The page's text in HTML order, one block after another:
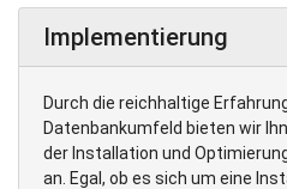
Implementierung
Durch die reichhaltige
Datenbankumfeld bieten wir
der Installation und
an. Egal, ob es sich um eine